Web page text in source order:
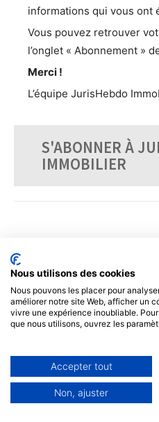
informations qui vous ont
Vous pouvez retrouver
l’onglet « Abonnement »
Merci !
L’équipe JurisHebdo
S'ABONNER À
IMMOBILIER
Nous utilisons des cookies
Nous pouvons les placer pour
améliorer notre site Web, afficher un
vivre une expérience inoubliable.
que nous utilisons, ouvrez les
Accepter tout
Non, ajuster